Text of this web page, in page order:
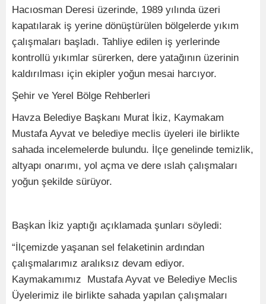
Hacıosman Deresi üzerinde, 1989 yılında üzeri
kapatılarak iş yerine dönüştürülen bölgelerde yıkım
çalışmaları başladı. Tahliye edilen iş yerlerinde
kontrollü yıkımlar sürerken, dere yatağının üzerinin
kaldırılması için ekipler yoğun mesai harcıyor.
Şehir ve Yerel Bölge Rehberleri
Havza Belediye Başkanı Murat İkiz, Kaymakam
Mustafa Ayvat ve belediye meclis üyeleri ile birlikte
sahada incelemelerde bulundu. İlçe genelinde temizlik,
altyapı onarımı, yol açma ve dere ıslah çalışmaları
yoğun şekilde sürüyor.
Başkan İkiz yaptığı açıklamada şunları söyledi:
“İlçemizde yaşanan sel felaketinin ardından
çalışmalarımız aralıksız devam ediyor.
Kaymakamımız Mustafa Ayvat ve Belediye Meclis
Üyelerimiz ile birlikte sahada yapılan çalışmaları